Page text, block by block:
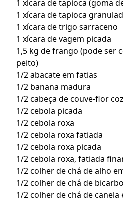
1 xícara de tapioca (goma
1 xícara de tapioca
1 xícara de trigo sarraceno
1 xícara de vagem picada
1,5 kg de frango (pode ser
peito)
1/2 abacate em fatias
1/2 banana madura
1/2 cabeça de couve-flor
1/2 cebola picada
1/2 cebola roxa
1/2 cebola roxa fatiada
1/2 cebola roxa picada
1/2 cebola roxa, fatiada
1/2 colher de chá de alho
1/2 colher de chá de
1/2 colher de chá de canela